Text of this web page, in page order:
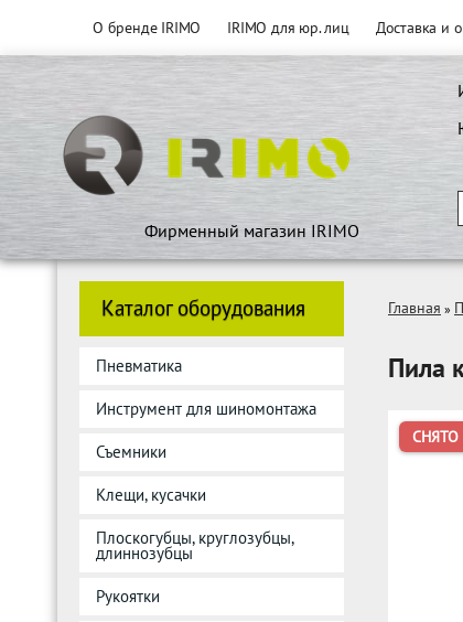
О бренде IRIMO IRIMO для юр. лиц Доставка и
Фирменный магазин IRIMO
Каталог оборудования
Пневматика
Инструмент для шиномонтажа
Съемники
Клещи, кусачки
Плоскогубцы, круглозубцы,
длиннозубцы
Рукоятки
Главная »
Пила
СНЯТО